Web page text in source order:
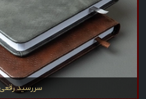
سررسید رقعی